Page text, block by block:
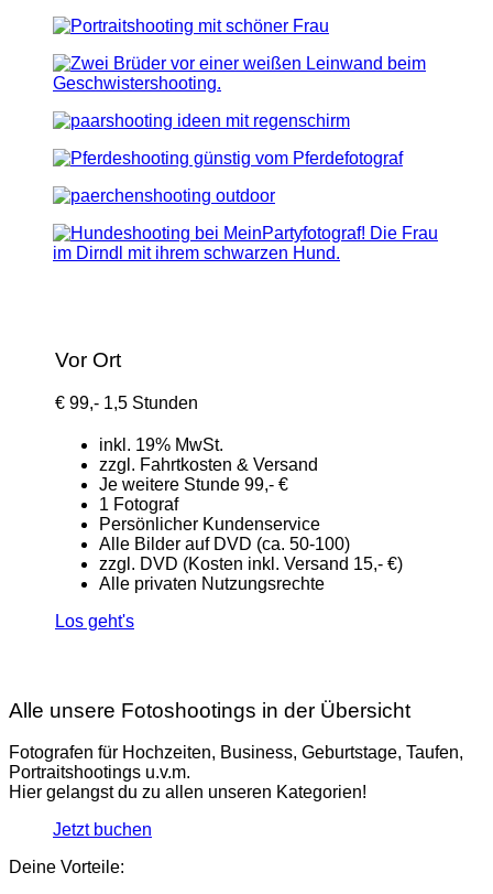
Vor Ort
€ 99,- 1,5 Stunden
inkl. 19% MwSt.
zzgl. Fahrtkosten & Versand
Je weitere Stunde 99,- €
1 Fotograf
Persönlicher Kundenservice
Alle Bilder auf DVD (ca. 50-100)
zzgl. DVD (Kosten inkl. Versand 15,- €)
Alle privaten Nutzungsrechte
Los geht's
Alle unsere Fotoshootings in der Übersicht
Fotografen für Hochzeiten, Business, Geburtstage, Taufen,
Portraitshootings u.v.m.
Hier gelangst du zu allen unseren Kategorien!
Jetzt buchen
Deine Vorteile: